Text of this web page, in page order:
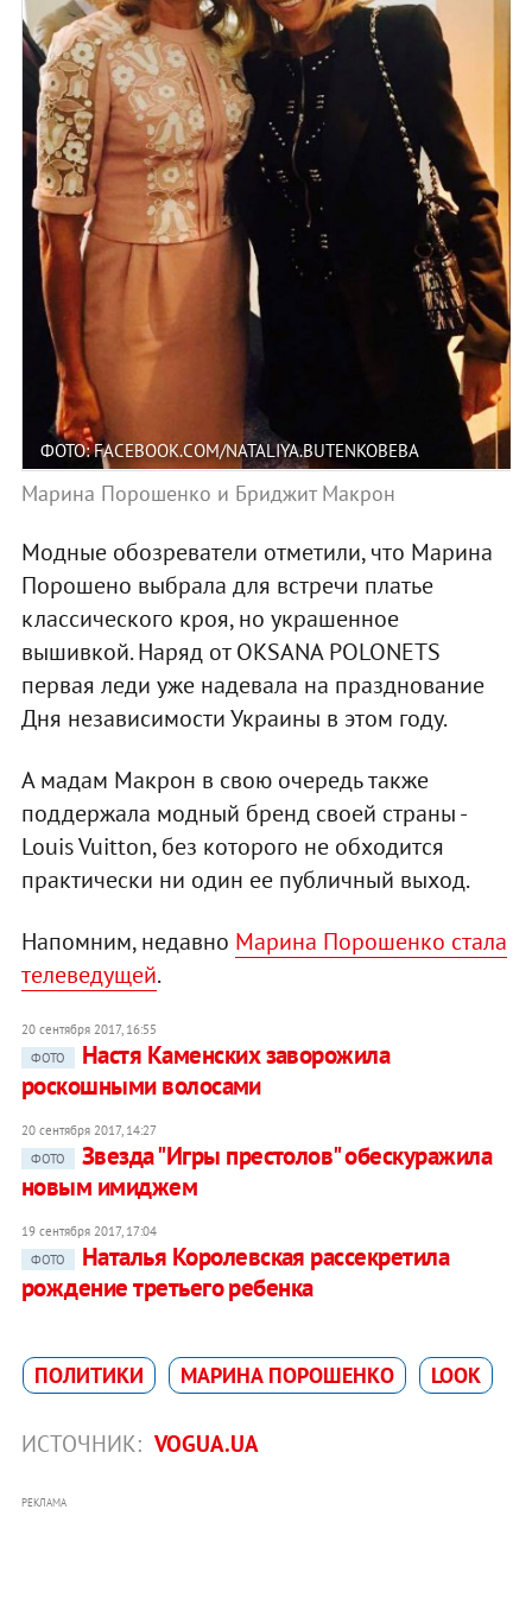
ФОТО: FACEBOOK.COM/NATALIYA.BUTENKOBEBA
Марина Порошенко и Бриджит Макрон
Модные обозреватели отметили, что Марина
Порошено выбрала для встречи платье
классического кроя, но украшенное
вышивкой. Наряд от OKSANA POLONETS
первая леди уже надевала на празднование
Дня независимости Украины в этом году.
А мадам Макрон в свою очередь также
поддержала модный бренд своей страны -
Louis Vuitton, без которого не обходится
практически ни один ее публичный выход.
Напомним, недавно Марина Порошенко стала
телеведущей.
20 сентября 2017, 16:55
ФОТО
Настя Каменских заворожила
роскошными волосами
20 сентября 2017, 14:27
ФОТО
Звезда "Игры престолов" обескуражила
новым имиджем
19 сентября 2017, 17:04
ФОТО
Наталья Королевская рассекретила
рождение третьего ребенка
ПОЛИТИКИ МАРИНА ПОРОШЕНКО LOOK
ИСТОЧНИК: VOGUA.UA
РЕКЛАМА